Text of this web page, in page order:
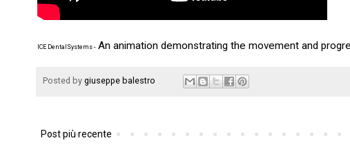
ICE DentalSystems -An animation demonstrating the movement and
Posted by giuseppe balestro
Post più recente